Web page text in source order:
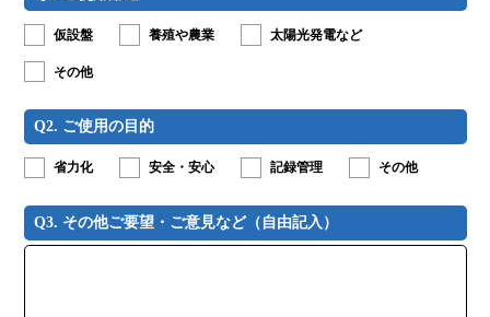
合性，セキュリティなどに関する欠陥，エラーやバグ，権
利侵害などを含みます。）がないことを明示的にも黙示的
当社は，本システムが第三者の知的財産権その他の権利を
当社は，本システム及びユーザーの利用環境に起因してユ
ーザーに生じたあらゆる損害について一切の責任を負いま
せん。ただし，本システムに関する当社とユーザーとの間
の契約（本規約を含みます。）が消費者契約法に定める消
前項ただし書に定める場合であっても，当社は，当社の過
失（重過失を除きます。）による債務不履行または不法行
為によりユーザーに生じた損害のうち特別な事情から生じ
仮設盤 養殖や農業 太陽光発電など
その他
Q2. ご使用の目的
省力化 安全・安心 記録管理 その他
Q3. その他ご要望・ ご意見など（自由記入）